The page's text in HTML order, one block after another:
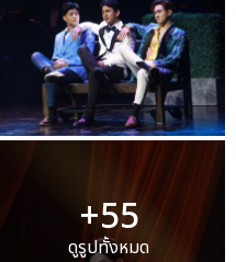
+55
ดูรูปทั้งหมด